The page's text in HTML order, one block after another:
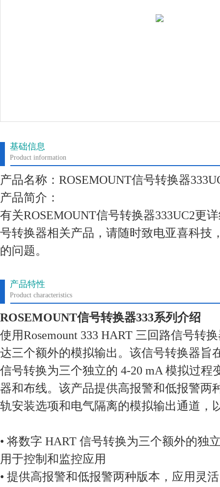
基础信息
Product information
产品名称：ROSEMOUNT信号转换器
产品简介：
有关ROSEMOUNT信号转换器333UC2更
号转换器相关产品，请随时致电亚喜科技
的问题。
产品特性
Product characteristics
ROSEMOUNT信号转换器333系列介绍
使用Rosemount 333 HART 三回路信号转
达三个额外的模拟输出。该信号转换器旨
信号转换为三个独立的 4-20 mA 模拟过程
器和布线。该产品提供高报警和低报警两
轨安装选项和电气隔离的模拟输出通道，
• 将数字 HART 信号转换为三个额外的独
用于控制和监控应用
• 提供高报警和低报警两种版本，应用灵活